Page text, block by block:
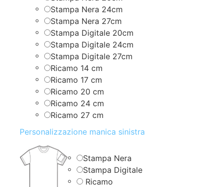
Stampa Nera 24cm
Stampa Nera 27cm
Stampa Digitale 20cm
Stampa Digitale 24cm
Stampa Digitale 27cm
Ricamo 14 cm
Ricamo 17 cm
Ricamo 20 cm
Ricamo 24 cm
Ricamo 27 cm
Personalizzazione manica sinistra
Stampa Nera
Stampa Digitale
Ricamo